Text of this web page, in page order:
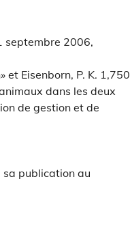
septembre 2006,
et Eisenborn, P. K. 1,750
dans les deux
de gestion et de
publication au